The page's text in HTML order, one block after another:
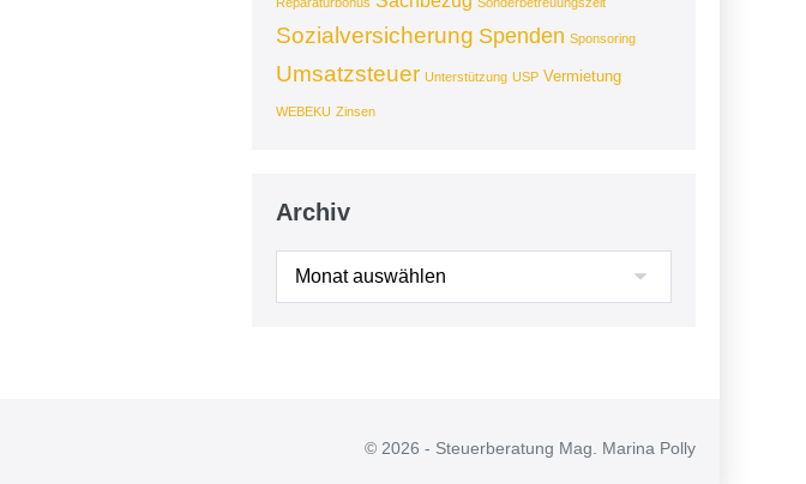
Sozialversicherung Spenden Sponsoring
Umsatzsteuer Unterstützung USP Vermietung
WEBEKU Zinsen
Archiv
Archiv
© 2026 - Steuerberatung Mag. Marina Polly